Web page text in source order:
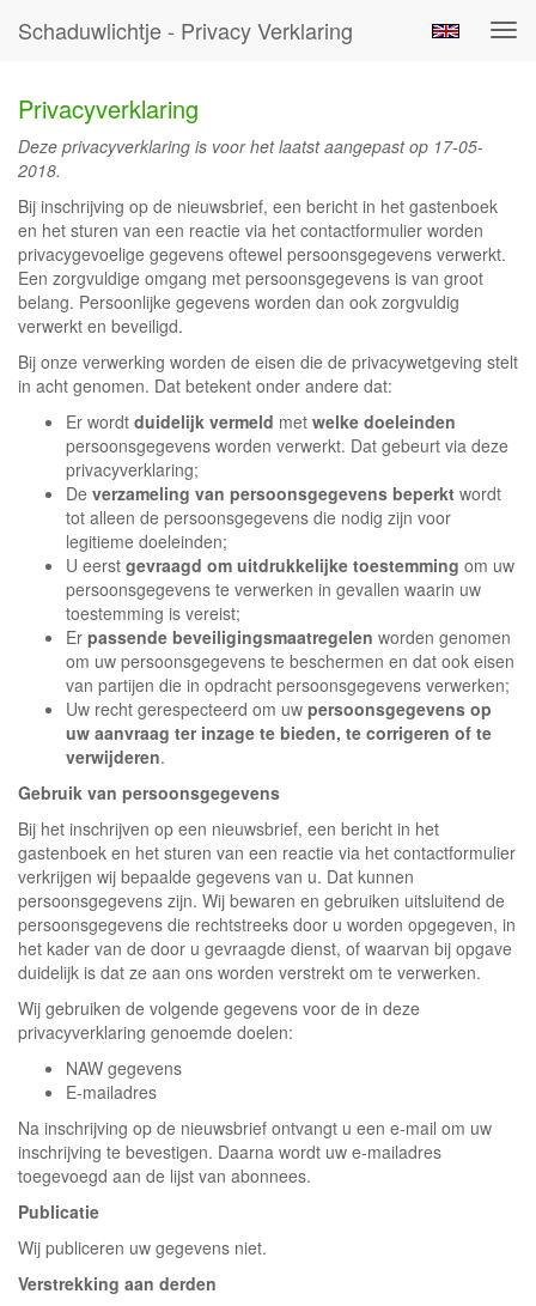
Schaduwlichtje - Privacy Verklaring
Privacyverklaring
Deze privacyverklaring is voor het laatst aangepast op 17-05-
2018.
Bij inschrijving op de nieuwsbrief, een bericht in het gastenboek
en het sturen van een reactie via het contactformulier worden
privacygevoelige gegevens oftewel persoonsgegevens verwerkt.
Een zorgvuldige omgang met persoonsgegevens is van groot
belang. Persoonlijke gegevens worden dan ook zorgvuldig
verwerkt en beveiligd.
Bij onze verwerking worden de eisen die de privacywetgeving stelt
in acht genomen. Dat betekent onder andere dat:
Er wordt duidelijk vermeld met welke doeleinden
persoonsgegevens worden verwerkt. Dat gebeurt via deze
privacyverklaring;
De verzameling van persoonsgegevens beperkt wordt
tot alleen de persoonsgegevens die nodig zijn voor
legitieme doeleinden;
U eerst gevraagd om uitdrukkelijke toestemming om uw
persoonsgegevens te verwerken in gevallen waarin uw
toestemming is vereist;
Er passende beveiligingsmaatregelen worden genomen
om uw persoonsgegevens te beschermen en dat ook eisen
van partijen die in opdracht persoonsgegevens verwerken;
Uw recht gerespecteerd om uw persoonsgegevens op
uw aanvraag ter inzage te bieden, te corrigeren of te
verwijderen.
Gebruik van persoonsgegevens
Bij het inschrijven op een nieuwsbrief, een bericht in het
gastenboek en het sturen van een reactie via het contactformulier
verkrijgen wij bepaalde gegevens van u. Dat kunnen
persoonsgegevens zijn. Wij bewaren en gebruiken uitsluitend de
persoonsgegevens die rechtstreeks door u worden opgegeven, in
het kader van de door u gevraagde dienst, of waarvan bij opgave
duidelijk is dat ze aan ons worden verstrekt om te verwerken.
Wij gebruiken de volgende gegevens voor de in deze
privacyverklaring genoemde doelen:
NAW gegevens
E-mailadres
Na inschrijving op de nieuwsbrief ontvangt u een e-mail om uw
inschrijving te bevestigen. Daarna wordt uw e-mailadres
toegevoegd aan de lijst van abonnees.
Publicatie
Wij publiceren uw gegevens niet.
Verstrekking aan derden